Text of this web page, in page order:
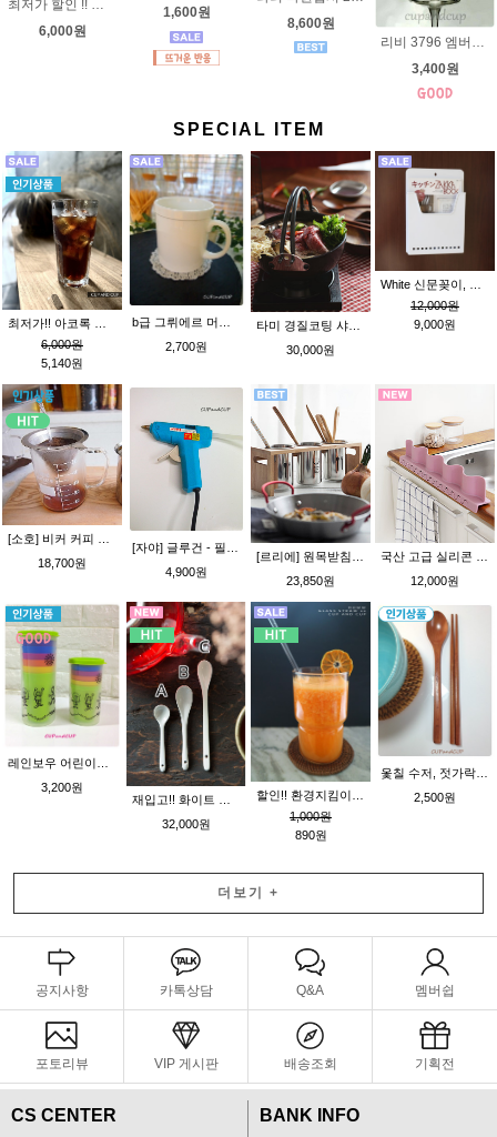
6,000원
1,600원
8,600원
리비 3796 엠버시 톨 샴페인잔 177ml - [Libbey]
3,400원
SPECIAL ITEM
6,000원
5,140원
2,700원
30,000원
12,000원
9,000원
18,700원
4,900원
[르리에] 원목받침 스텐수저통_ 3단 (원목받침+수저통3P) 3구 수저통
23,850원
국산 고급 실리콘 싱크대 물막이 _ 그레이
12,000원
3,200원
32,000원
할인!! 환경지킴이~ 하우 내열 유리 빨대20cm - 친환경 유리 스트로우 (전용 빨대솔 옵션 구입) - 국산
1,000원
890원
2,500원
더보기 +
공지사항 카톡상담 Q&A 멤버쉽
포토리뷰 VIP 게시판 배송조회 기획전
CS CENTER BANK INFO